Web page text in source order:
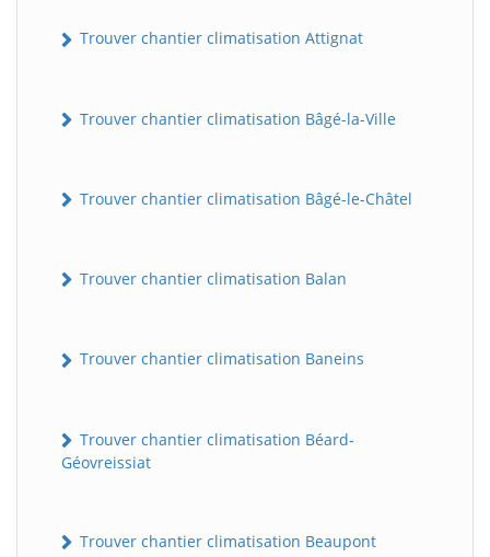
Trouver chantier climatisation Attignat
Trouver chantier climatisation Bâgé-la-Ville
Trouver chantier climatisation Bâgé-le-Châtel
Trouver chantier climatisation Balan
Trouver chantier climatisation Baneins
Trouver chantier climatisation Béard-
Géovreissiat
Trouver chantier climatisation Beaupont